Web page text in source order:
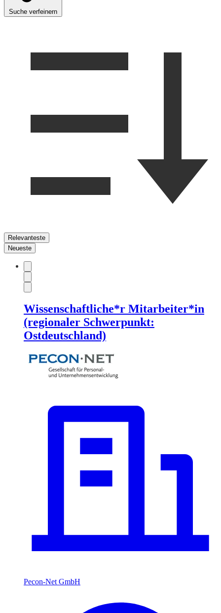
Suche verfeinern
Relevanteste
Neueste
Wissenschaftliche*r Mitarbeiter*in
(regionaler Schwerpunkt:
Ostdeutschland)
Pecon-Net GmbH